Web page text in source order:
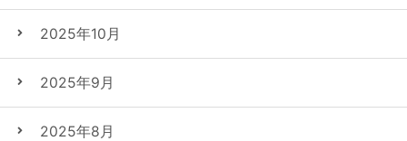
2025年10月
2025年9月
2025年8月